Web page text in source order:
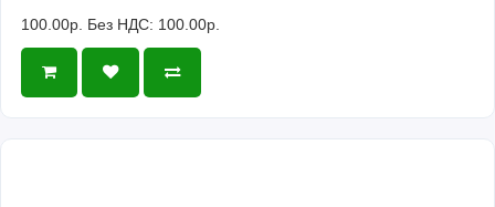
100.00р. Без НДС: 100.00р.